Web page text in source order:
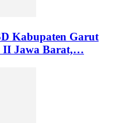
Kabupaten Garut
II Jawa Barat,…